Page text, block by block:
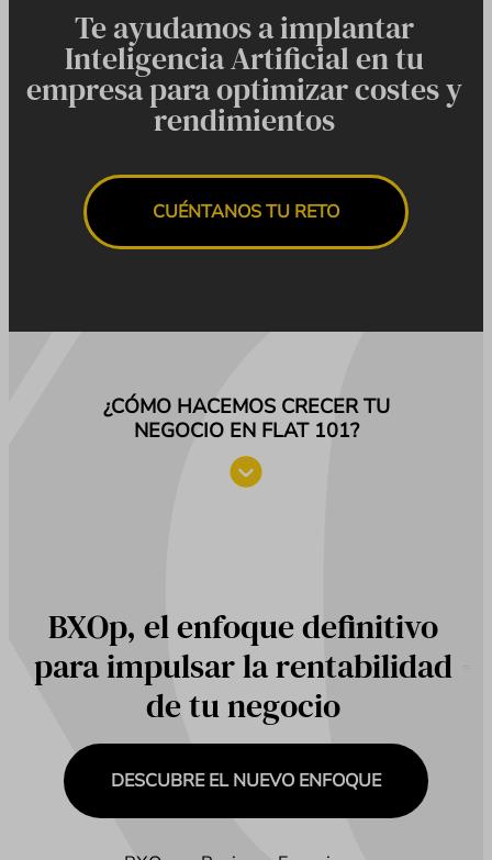
Te ayudamos a implantar
Inteligencia Artificial en tu
empresa para optimizar costes y
rendimientos
CUÉNTANOS TU RETO
¿CÓMO HACEMOS CRECER TU
NEGOCIO EN FLAT 101?
BXOp, el enfoque definitivo
para impulsar la rentabilidad
de tu negocio
DESCUBRE EL NUEVO ENFOQUE